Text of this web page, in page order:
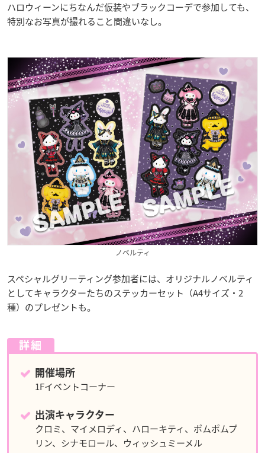
ハロウィーンにちなんだ仮装やブラックコーデで参加しても、
特別なお写真が撮れること間違いなし。
ノベルティ
スペシャルグリーティング参加者には、オリジナルノベルティ
としてキャラクターたちのステッカーセット（A4サイズ・2
種）のプレゼントも。
詳細
開催場所
1Fイベントコーナー
出演キャラクター
クロミ、マイメロディ、ハローキティ、ポムポムプ
リン、シナモロール、ウィッシュミーメル